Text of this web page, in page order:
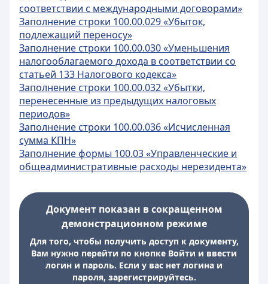
соответствии с международными договорами»
Заполнение строки 100.00.029 «Убыток,
подлежащий переносу»
Заполнение строки 100.00.030 «Уменьшения
налогооблагаемого дохода в соответствии со
статьей 133 Налогового кодекса»
Заполнение строки 100.00.032 «Убытки,
перенесенные из предыдущих налоговых
периодов»
Заполнение строки 100.00.036 «Исчисленная
сумма КПН»
Заполнение формы 100.03 «Управленческие и
общеадминистративные расходы нерезидента»
Документ показан в сокращенном
демонстрационном режиме
Для того, чтобы получить доступ к документу,
Вам нужно перейти по кнопке Войти и ввести
логин и пароль. Если у вас нет логина и
пароля, зарегистрируйтесь.